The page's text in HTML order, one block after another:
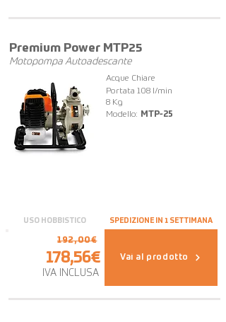
Premium Power MTP25
Motopompa Autoadescante
USO HOBBISTICO
Acque Chiare
Portata 108 l/min
8 Kg
Modello:
MTP-25
SPEDIZIONE IN 1 SETTIMANA
178,56€
192,00€
IVA INCLUSA
Vai al prodotto